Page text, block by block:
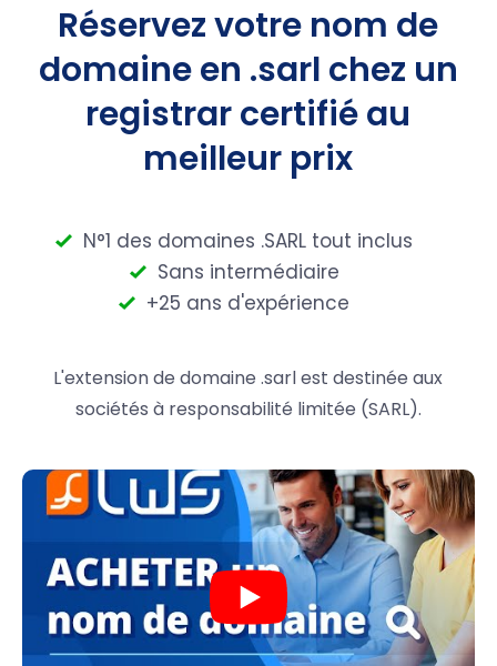
Réservez votre nom de
domaine en .sarl chez un
registrar certifié au
meilleur prix
N°1 des domaines .SARL tout inclus
Sans intermédiaire
+25 ans d'expérience
L'extension de domaine .sarl est destinée aux
sociétés à responsabilité limitée (SARL).